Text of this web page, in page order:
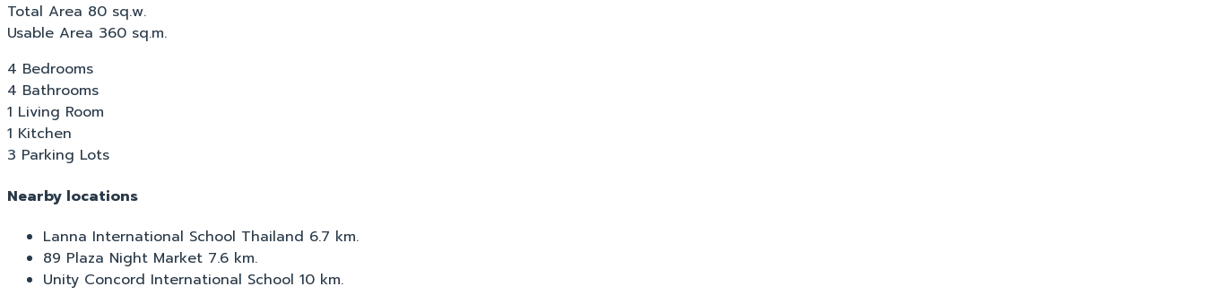
Total Area 80 sq.w.
Usable Area 360 sq.m.
4 Bedrooms
4 Bathrooms
1 Living Room
1 Kitchen
3 Parking Lots
Nearby locations
Lanna International School Thailand 6.7 km.
89 Plaza Night Market 7.6 km.
Unity Concord International School 10 km.